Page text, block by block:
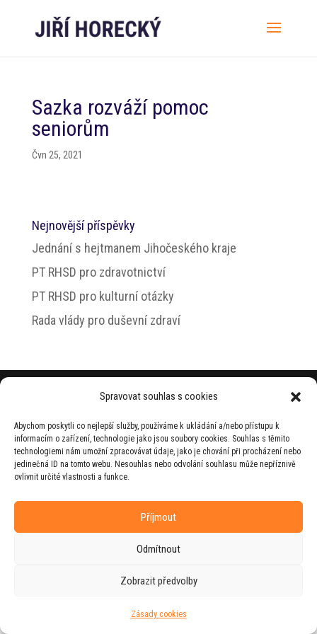
Spravovat souhlas s cookies
Abychom poskytli co nejlepší služby, používáme k ukládání a/nebo přístupu k
informacím o zařízení, technologie jako jsou soubory cookies. Souhlas s těmito
technologiemi nám umožní zpracovávat údaje, jako je chování při procházení nebo
jedinečná ID na tomto webu. Nesouhlas nebo odvolání souhlasu může nepříznivě
ovlivnit určité vlastnosti a funkce.
Příjmout
Odmítnout
Zobrazit předvolby
Zásady cookies
Sazka rozváží pomoc
seniorům
Čvn 25, 2021
Nejnovější příspěvky
Jednání s hejtmanem Jihočeského kraje
PT RHSD pro zdravotnictví
PT RHSD pro kulturní otázky
Rada vlády pro duševní zdraví
© 2026 Jiří Horecký – Osobní stránky Jiřího
Web vytvořila firmaRUDIve spolupráci s
agenturouZEST BRAND.